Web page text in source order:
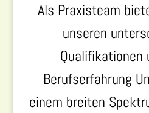
Als Praxisteam
unseren
Qualifikationen
Berufserfahrung
einem breiten